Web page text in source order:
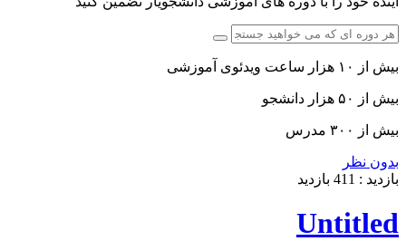
بیش از ۱۰ هزار ساعت ویدئوی آموزشی
بیش از ۵۰ هزار دانشجو
بیش از ۳۰۰ مدرس
بدون نظر
بازدید : 411 بازدید
Untitled